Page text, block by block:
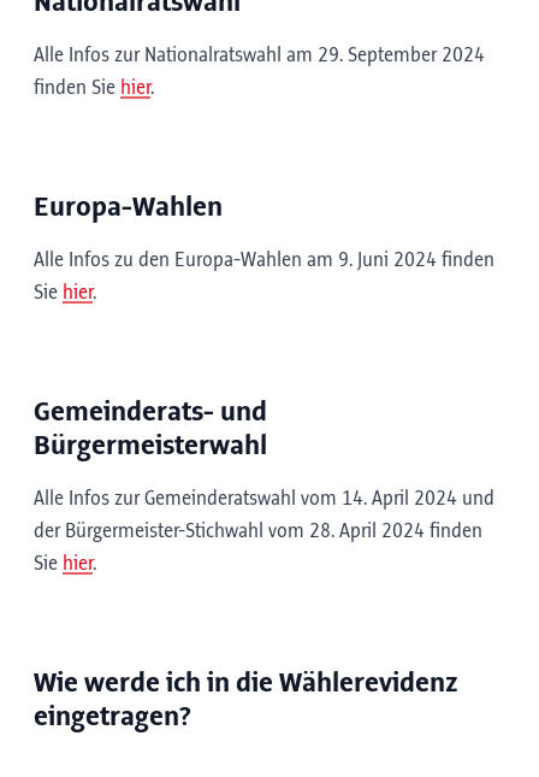
Alle Infos zur Nationalratswahl am 29. September 2024
finden Sie hier.
Europa-Wahlen
Alle Infos zu den Europa-Wahlen am 9. Juni 2024 finden
Sie hier.
Gemeinderats- und
Bürgermeisterwahl
Alle Infos zur Gemeinderatswahl vom 14. April 2024 und
der Bürgermeister-Stichwahl vom 28. April 2024 finden
Sie hier.
Wie werde ich in die Wählerevidenz
eingetragen?